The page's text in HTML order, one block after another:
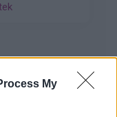
My
kąpiel lub
może